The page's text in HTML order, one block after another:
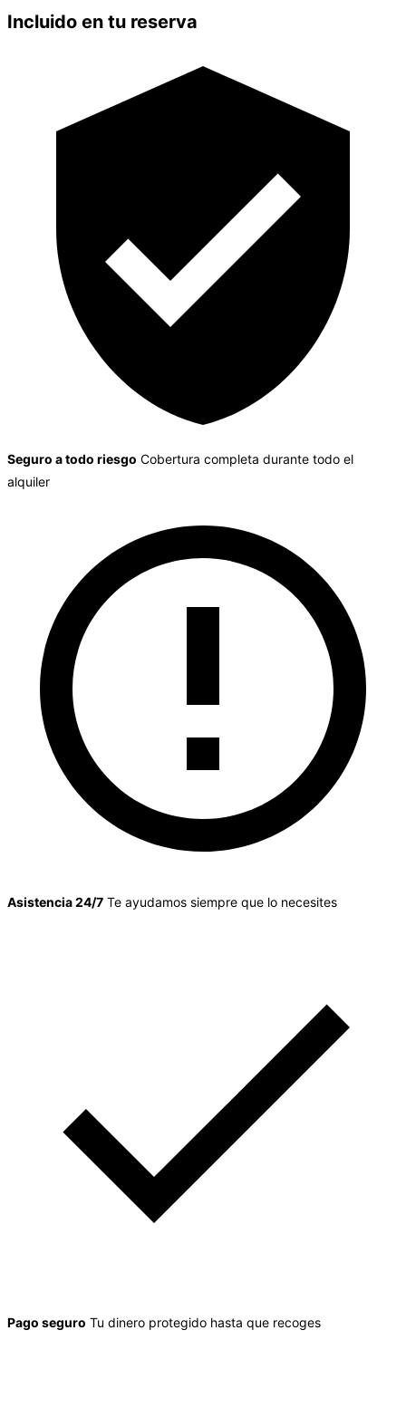
Incluido en tu reserva
Seguro a todo riesgo Cobertura completa durante todo el
alquiler
Asistencia 24/7 Te ayudamos siempre que lo necesites
Pago seguro Tu dinero protegido hasta que recoges